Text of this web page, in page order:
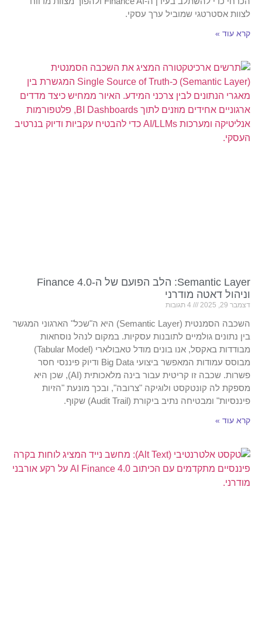
לצוות אסטרטגי שמוביל ערך עסקי.
קרא עוד »
Semantic Layer: הלב הפועם של ה-Finance 4.0
וניהול דאטה מודרני
דצמבר 29, 2025
השכבה הסמנטית (Semantic Layer) היא ה"שכל" הארגוני המגשר
בין נתונים גולמיים לתובנות עסקיות. במקום לנהל נוסחאות
מבודדות באקסל, אנו בונים מודל טאבולארי (Tabular Model)
מבוסס עמודות המאפשר ביצועי Big Data ודיוק פיננסי חסר
פשרות. שכבה זו קריטית עבור בינה מלאכותית (AI), שכן היא
מספקת לה קונטקסט ולוגיקה "צרובה", ובכך מונעת "הזיות
פיננסיות" ומבטיחה נתיב ביקורת (Audit Trail) שקוף.
קרא עוד »